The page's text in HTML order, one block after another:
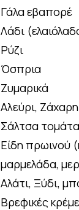
Γάλα εβαπορέ
Λάδι
Ρύζι
Όσπρια
Ζυμαρικά
Αλεύρι, Ζάχαρη
Σάλτσα
Είδη πρωινού
μαρμελάδα,
Αλάτι, Ξύδι,
Βρεφικές